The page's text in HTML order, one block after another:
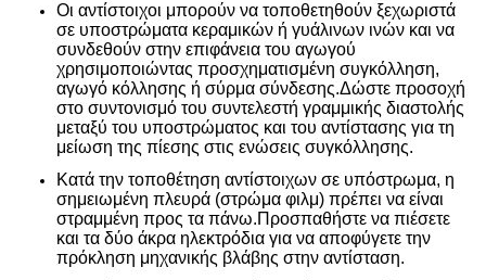
Οι αντίστοιχοι μπορούν να τοποθετηθούν ξεχωριστά
σε υποστρώματα κεραμικών ή γυάλινων ινών και να
συνδεθούν στην επιφάνεια του αγωγού
χρησιμοποιώντας προσχηματισμένη συγκόλληση,
αγωγό κόλλησης ή σύρμα σύνδεσης.Δώστε προσοχή
στο συντονισμό του συντελεστή γραμμικής διαστολής
μεταξύ του υποστρώματος και του αντίστασης για τη
μείωση της πίεσης στις ενώσεις συγκόλλησης.
Κατά την τοποθέτηση αντίστοιχων σε υπόστρωμα, η
σημειωμένη πλευρά (στρώμα φιλμ) πρέπει να είναι
στραμμένη προς τα πάνω.Προσπαθήστε να πιέσετε
και τα δύο άκρα ηλεκτρόδια για να αποφύγετε την
πρόκληση μηχανικής βλάβης στην αντίσταση.